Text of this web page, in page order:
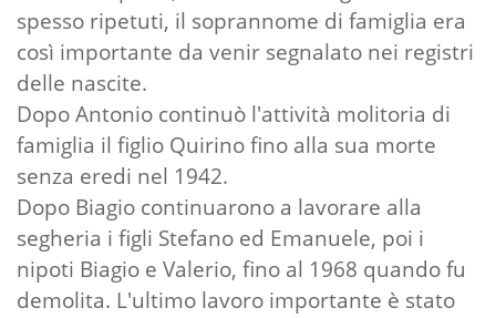
spesso ripetuti, il soprannome di famiglia era
così importante da venir segnalato nei registri
delle nascite.
Dopo Antonio continuò l'attività molitoria di
famiglia il figlio Quirino fino alla sua morte
senza eredi nel 1942.
Dopo Biagio continuarono a lavorare alla
segheria i figli Stefano ed Emanuele, poi i
nipoti Biagio e Valerio, fino al 1968 quando fu
demolita. L'ultimo lavoro importante è stato